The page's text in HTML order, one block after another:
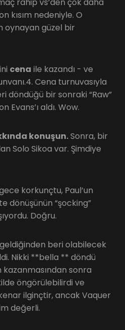
kısım nedeniyle. O
oynayan güzel bir
cena ile kazandı - ve
Cena turnuvasıyla
döndüğü bir sonraki “Raw”
Evans’ı aldı. Wow.
konuşun.Sonra, bir
Solo Sikoa var. Şimdiye
korkunçtu, Paul’un
dönüşünün “şocking”
Doğru.
geldiğinden beri olabilecek
Nikki **bella ** döndü
kazanmasından sonra
öngörülebilirdi ve
ilginçtir, ancak Vaquer
değerli.